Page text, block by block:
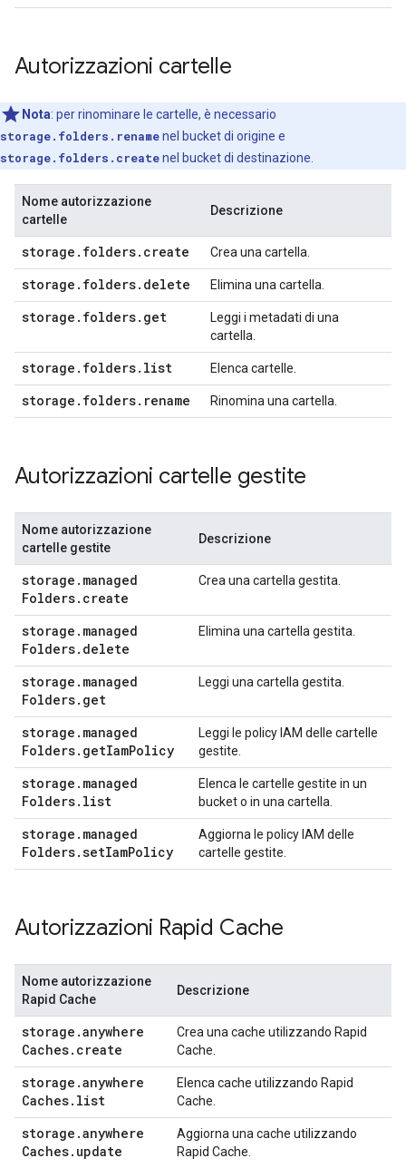
Autorizzazioni cartelle
Nota: per rinominare le cartelle, è necessario
storage.folders.renamenel bucket di origine e
storage.folders.createnel bucket di destinazione.
Nome autorizzazione
cartelle
Descrizione
storage . folders. create Crea una cartella.
storage . folders. delete Elimina una cartella.
storage . folders. get
Leggi i metadati di una
cartella.
storage . folders. list Elenca cartelle.
storage . folders. rename Rinomina una cartella.
Autorizzazioni cartelle gestite
Nome autorizzazione
cartelle gestite
Descrizione
storage . managed
Folders. create
Crea una cartella gestita.
storage . managed
Folders. delete
Elimina una cartella gestita.
storage . managed
Folders. get
Leggi una cartella gestita.
storage . managed
Folders. getIamPolicy
Leggi le policy IAM delle cartelle
gestite.
storage . managed
Folders. list
Elenca le cartelle gestite in un
bucket o in una cartella.
storage . managed
Folders.setIamPolicy
Aggiorna le policy IAM delle
cartelle gestite.
Autorizzazioni Rapid Cache
Nome autorizzazione
Rapid Cache
Descrizione
storage .anywhere
Caches. create
Crea una cache utilizzando Rapid
Cache.
storage .anywhere
Caches. list
Elenca cache utilizzando Rapid
Cache.
storage .anywhere
Caches. update
Aggiorna una cache utilizzando
Rapid Cache.